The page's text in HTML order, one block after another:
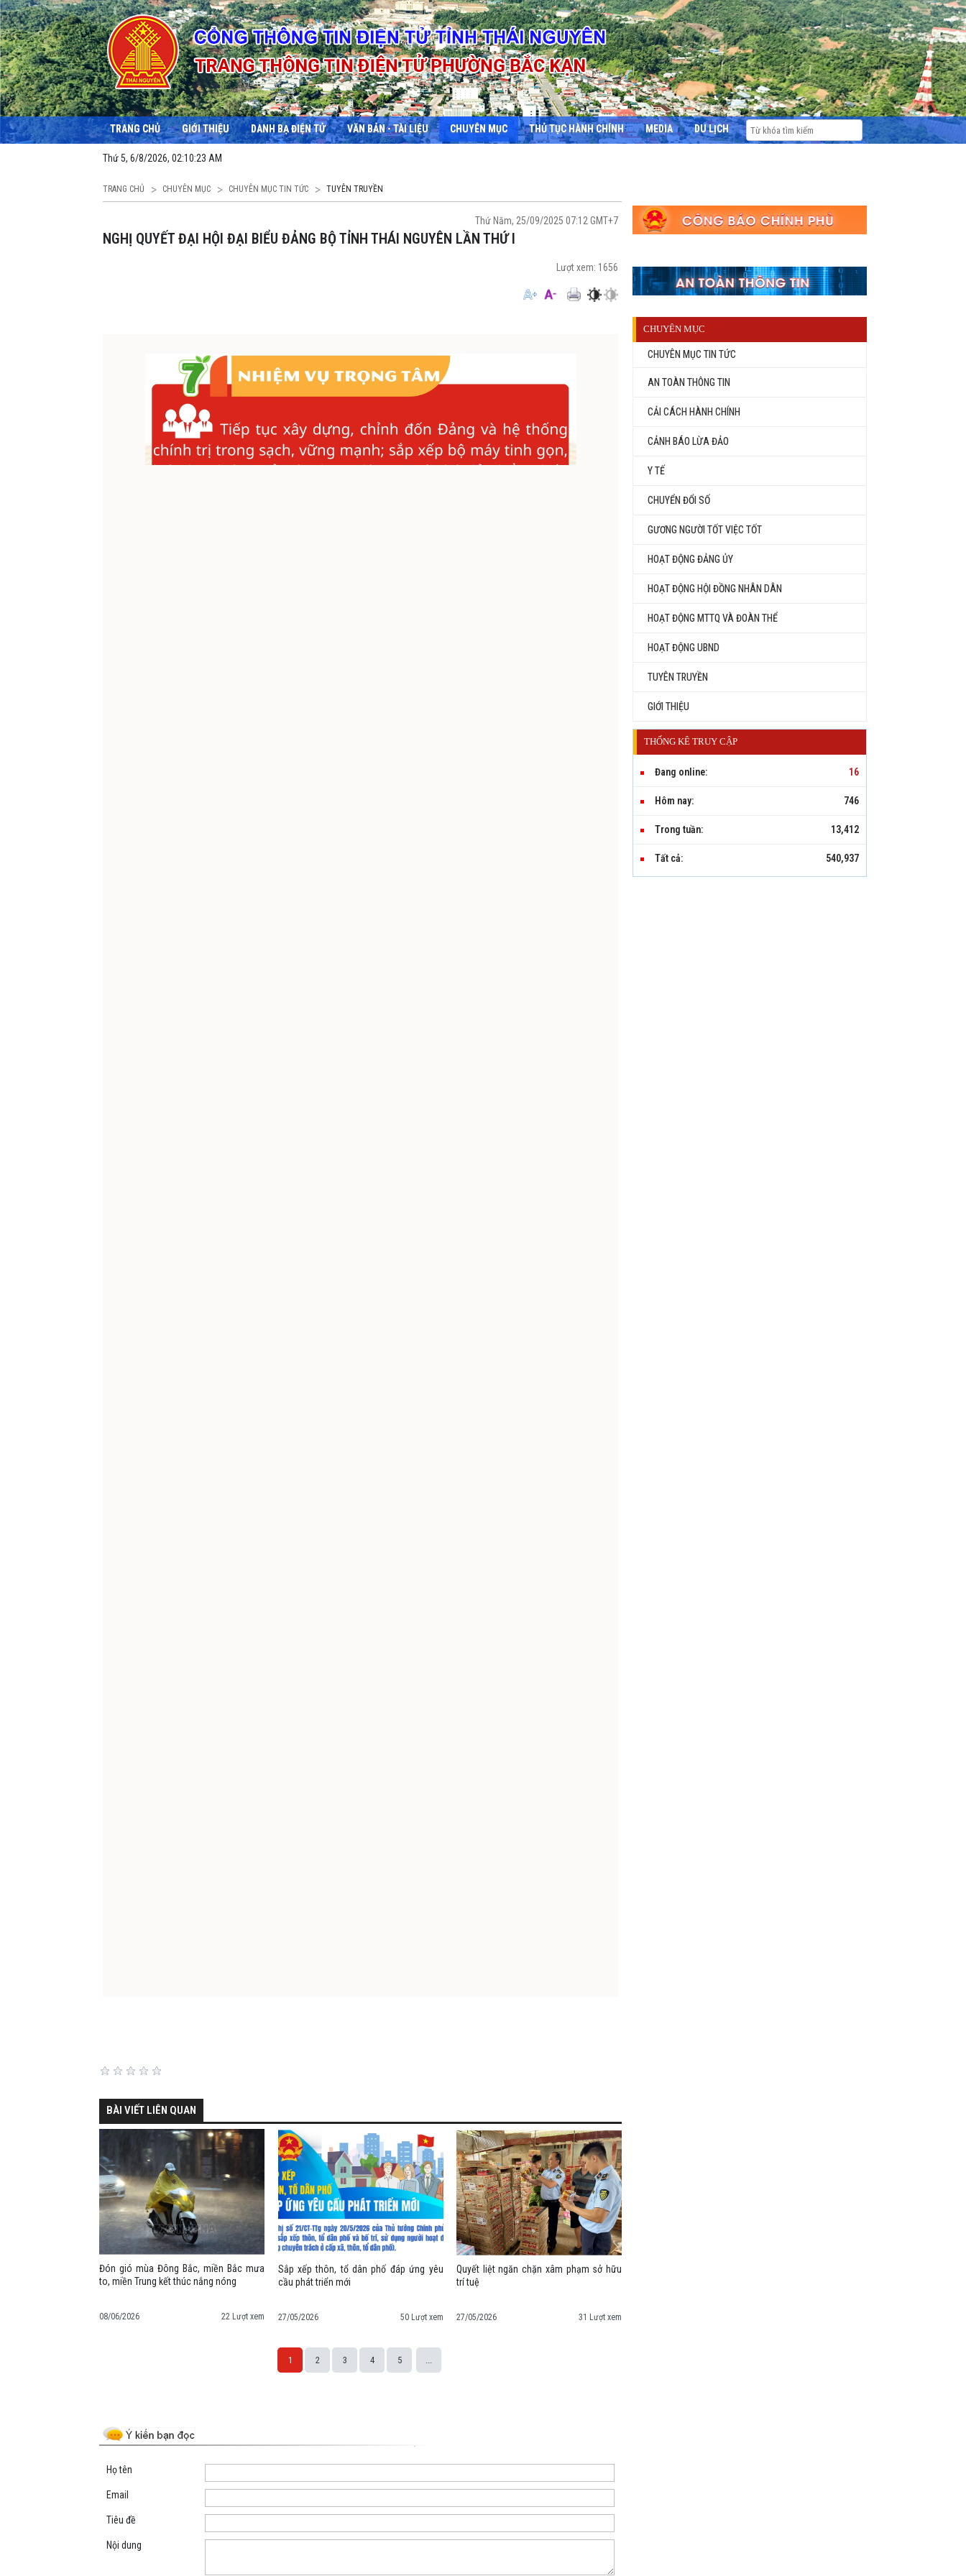
TRANG CHỦ GIỚI THIỆU DANH BẠ ĐIỆN TỬ VĂN BẢN - TÀI LIỆU CHUYÊN MỤC THỦ TỤC HÀNH CHÍNH MEDIA DU LỊCH
Thứ 5, 6/8/2026, 02:10:24 AM
TRANG CHỦ CHUYÊN MỤC CHUYÊN MỤC TIN TỨC TUYÊN TRUYỀN
Thứ Năm, 25/09/2025 07:12 GMT+7
NGHỊ QUYẾT ĐẠI HỘI ĐẠI BIỂU ĐẢNG BỘ TỈNH THÁI NGUYÊN LẦN THỨ I
Lượt xem: 1656
BÀI VIẾT LIÊN QUAN
Đón gió mùa Đông Bắc, miền Bắc mưa
to, miền Trung kết thúc nắng nóng
08/06/2026 22 Lượt xem
Sắp xếp thôn, tổ dân phố đáp ứng yêu
cầu phát triển mới
27/05/2026 50 Lượt xem
Quyết liệt ngăn chặn xâm phạm sở hữu
trí tuệ
27/05/2026 31 Lượt xem
1 2 3 4 5 ...
Họ tên
Email
Tiêu đề
Nội dung
CHUYÊN MỤC
CHUYÊN MỤC TIN TỨC
AN TOÀN THÔNG TIN
CẢI CÁCH HÀNH CHÍNH
CẢNH BÁO LỪA ĐẢO
Y TẾ
CHUYỂN ĐỔI SỐ
GƯƠNG NGƯỜI TỐT VIỆC TỐT
HOẠT ĐỘNG ĐẢNG ỦY
HOẠT ĐỘNG HỘI ĐỒNG NHÂN DÂN
HOẠT ĐỘNG MTTQ VÀ ĐOÀN THỂ
HOẠT ĐỘNG UBND
TUYÊN TRUYỀN
GIỚI THIỆU
THỐNG KÊ TRUY CẬP
Đang online: 16
Hôm nay: 746
Trong tuần: 13,412
Tất cả: 540,937